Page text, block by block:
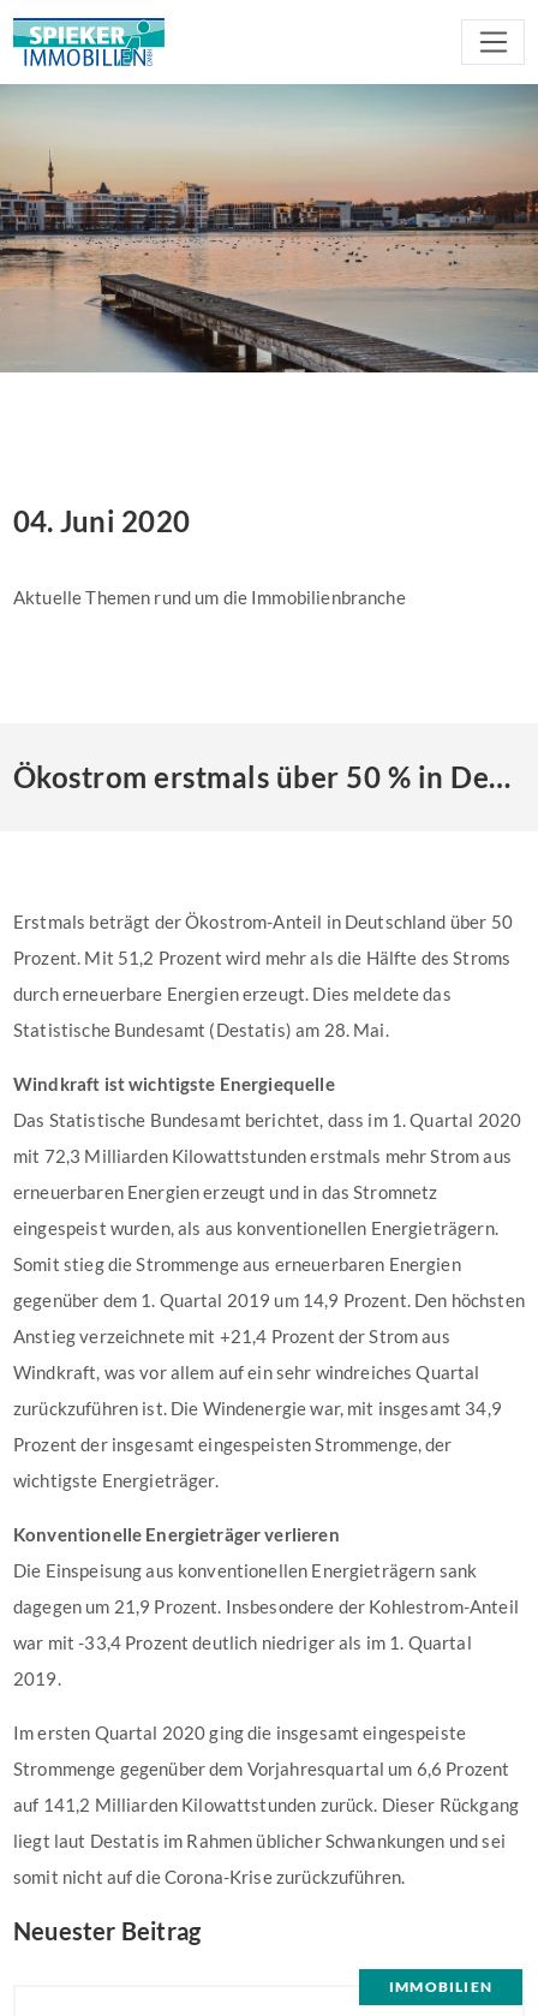
04. Juni 2020
Aktuelle Themen rund um die Immobilienbranche
Ökostrom erstmals über 50 % in Deutschland
Erstmals beträgt der Ökostrom-Anteil in Deutschland über 50
Prozent. Mit 51,2 Prozent wird mehr als die Hälfte des Stroms
durch erneuerbare Energien erzeugt. Dies meldete das
Statistische Bundesamt (Destatis) am 28. Mai.
Windkraft ist wichtigste Energiequelle
Das Statistische Bundesamt berichtet, dass im 1. Quartal 2020
mit 72,3 Milliarden Kilowattstunden erstmals mehr Strom aus
erneuerbaren Energien erzeugt und in das Stromnetz
eingespeist wurden, als aus konventionellen Energieträgern.
Somit stieg die Strommenge aus erneuerbaren Energien
gegenüber dem 1. Quartal 2019 um 14,9 Prozent. Den höchsten
Anstieg verzeichnete mit +21,4 Prozent der Strom aus
Windkraft, was vor allem auf ein sehr windreiches Quartal
zurückzuführen ist. Die Windenergie war, mit insgesamt 34,9
Prozent der insgesamt eingespeisten Strommenge, der
wichtigste Energieträger.
Konventionelle Energieträger verlieren
Die Einspeisung aus konventionellen Energieträgern sank
dagegen um 21,9 Prozent. Insbesondere der Kohlestrom-Anteil
war mit -33,4 Prozent deutlich niedriger als im 1. Quartal
2019.
Im ersten Quartal 2020 ging die insgesamt eingespeiste
Strommenge gegenüber dem Vorjahresquartal um 6,6 Prozent
auf 141,2 Milliarden Kilowattstunden zurück. Dieser Rückgang
liegt laut Destatis im Rahmen üblicher Schwankungen und sei
somit nicht auf die Corona-Krise zurückzuführen.
Neuester Beitrag
IMMOBILIEN